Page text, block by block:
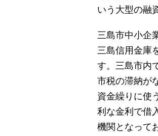
いう大型の融
三島市中小企
三島信用金庫
す。三島市内
市税の滞納が
資金繰りに使
利な金利で借
機関となって